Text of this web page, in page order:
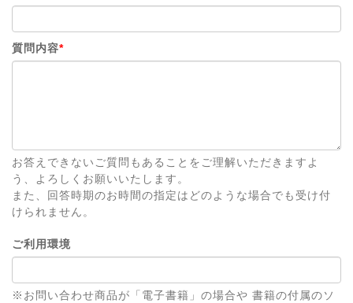
質問内容*
お答えできないご質問もあることをご理解いただきますよ
う、よろしくお願いいたします。
また、回答時期のお時間の指定はどのような場合でも受け付
けられません。
ご利用環境
※お問い合わせ商品が「電子書籍」の場合や 書籍の付属のソ